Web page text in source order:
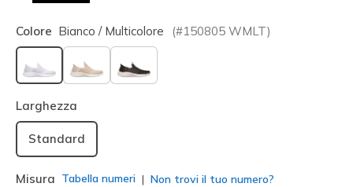
Colore Bianco / Multicolore (#150805 WMLT)
selezionato
Larghezza
Standard
Misura Tabella numeri Non trovi il tuo numero?